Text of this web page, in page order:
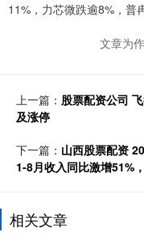
11%，力芯微跌逾8%，普
文章为
上一篇： 股票配资公司
及涨停
下一篇： 山西股票配资
1-8月收入同比激增51%
相关文章